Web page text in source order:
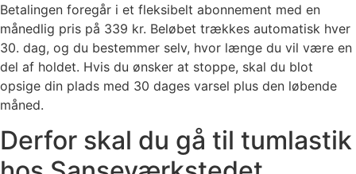
Betalingen foregår i et fleksibelt abonnement med en
månedlig pris på 339 kr. Beløbet trækkes automatisk hver
30. dag, og du bestemmer selv, hvor længe du vil være en
del af holdet. Hvis du ønsker at stoppe, skal du blot
opsige din plads med 30 dages varsel plus den løbende
måned.
Derfor skal du gå til tumlastik